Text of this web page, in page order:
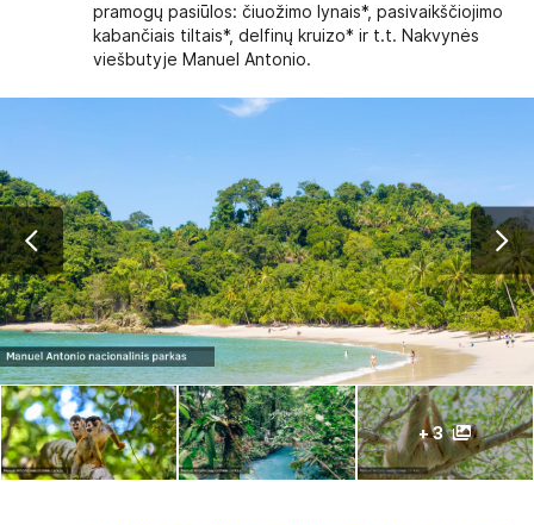
pramogų pasiūlos: čiuožimo lynais*, pasivaikščiojimo
kabančiais tiltais*, delfinų kruizo* ir t.t. Nakvynės
viešbutyje Manuel Antonio.
+ 3